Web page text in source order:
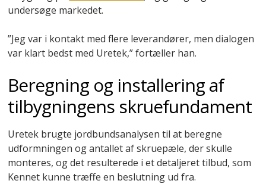
undersøge markedet.
”Jeg var i kontakt med flere leverandører, men dialogen
var klart bedst med Uretek,” fortæller han.
Beregning og installering af
tilbygningens skruefundament
Uretek brugte jordbundsanalysen til at beregne
udformningen og antallet af skruepæle, der skulle
monteres, og det resulterede i et detaljeret tilbud, som
Kennet kunne træffe en beslutning ud fra.